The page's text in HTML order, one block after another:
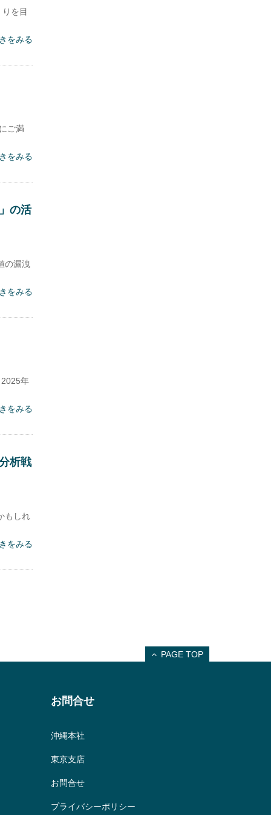
を目
をみる
ご満
をみる
の活
の漏洩
をみる
年
をみる
析戦
もしれ
をみる
PAGE TOP
お問合せ
沖縄本社
東京支店
お問合せ
プライバシーポリシー